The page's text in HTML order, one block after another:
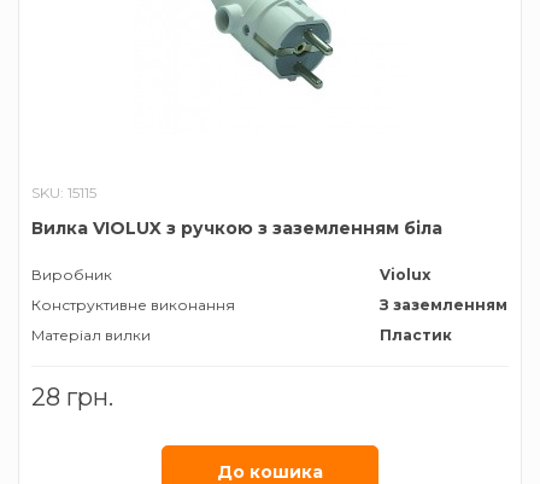
SKU: 15115
Вилка VIOLUX з ручкою з заземленням біла
Виробник
Violux
Конструктивне виконання
З заземленням
Матеріал вилки
Пластик
28 грн.
До кошика